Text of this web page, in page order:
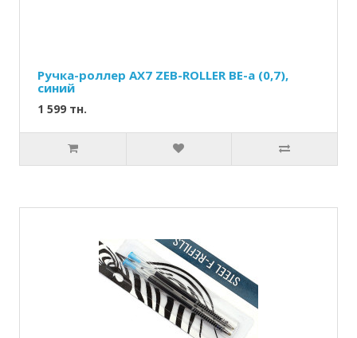
Ручка-роллер AX7 ZEB-ROLLER BE-a (0,7),
синий
1 599 тн.